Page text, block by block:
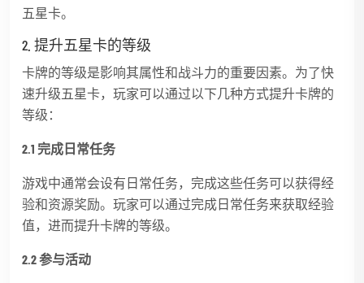
五星卡。
2. 提升五星卡的等级
卡牌的等级是影响其属性和战斗力的重要因素。为了快
速升级五星卡，玩家可以通过以下几种方式提升卡牌的
等级：
2.1 完成日常任务
游戏中通常会设有日常任务，完成这些任务可以获得经
验和资源奖励。玩家可以通过完成日常任务来获取经验
值，进而提升卡牌的等级。
2.2 参与活动